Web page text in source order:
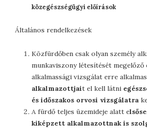
közegészségügyi előírások
Általános rendelkezések
Közfürdőben csak olyan személy
munkaviszony létesítését
alkalmassági vizsgálat erre
alkalmazottjait el kell látni
és időszakos orvosi vizsgálatra
A fürdő teljes üzemideje alatt e
kiképzett alkalmazottnak is